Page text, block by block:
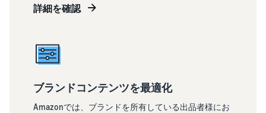
詳細を確認
ブランドコンテンツを最適化
Amazonでは、ブランドを所有している出品者様にお